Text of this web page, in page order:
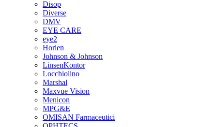
Disop
Diverse
DMV
EYE CARE
eye2
Horien
Johnson & Johnson
LinsenKontor
Locchiolino
Marshal
Maxvue Vision
Menicon
MPG&E
OMISAN Farmaceutici